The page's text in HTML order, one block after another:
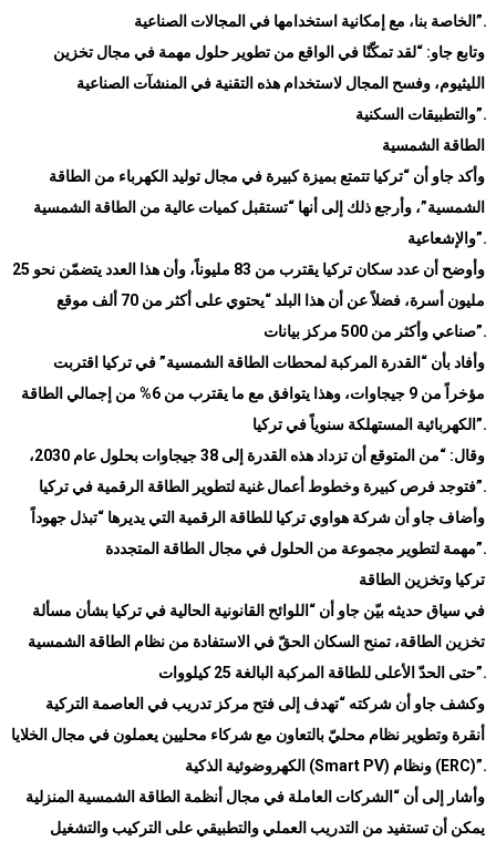
الخاصة بنا، مع إمكانية استخدامها في المجالات الصناعية ”.
وتابع جاو: “لقد تمكّنّا في الواقع من تطوير حلول مهمة في مجال تخزين
الليثيوم، وفسح المجال لاستخدام هذه التقنية في المنشآت الصناعية
والتطبيقات السكنية”.
الطاقة الشمسية
وأكد جاو أن “تركيا تتمتع بميزة كبيرة في مجال توليد الكهرباء من الطاقة
الشمسية”، وأرجع ذلك إلى أنها “تستقبل كميات عالية من الطاقة الشمسية
والإشعاعية”.
وأوضح أن عدد سكان تركيا يقترب من 83 مليوناً، وأن هذا العدد يتضمّن نحو 25
مليون أسرة، فضلاً عن أن هذا البلد “يحتوي على أكثر من 70 ألف موقع
صناعي وأكثر من 500 مركز بيانات”.
وأفاد بأن “القدرة المركبة لمحطات الطاقة الشمسية” في تركيا اقتربت
مؤخراً من 9 جيجاوات، وهذا يتوافق مع ما يقترب من 6% من إجمالي الطاقة
الكهربائية المستهلكة سنوياً في تركيا ”.
وقال: “من المتوقع أن تزداد هذه القدرة إلى 38 جيجاوات بحلول عام 2030،
فتوجد فرص كبيرة وخطوط أعمال غنية لتطوير الطاقة الرقمية في تركيا”.
وأضاف جاو أن شركة هواوي تركيا للطاقة الرقمية التي يديرها “تبذل جهوداً
مهمة لتطوير مجموعة من الحلول في مجال الطاقة المتجددة”.
تركيا وتخزين الطاقة
في سياق حديثه بيّن جاو أن “اللوائح القانونية الحالية في تركيا بشأن مسألة
تخزين الطاقة، تمنح السكان الحقّ في الاستفادة من نظام الطاقة الشمسية
حتى الحدّ الأعلى للطاقة المركبة البالغة 25 كيلووات”.
وكشف جاو أن شركته “تهدف إلى فتح مركز تدريب في العاصمة التركية
أنقرة وتطوير نظام محليّ بالتعاون مع شركاء محليين يعملون في مجال الخلايا
الكهروضوئية الذكية (Smart PV) ونظام (ERC)”.
وأشار إلى أن “الشركات العاملة في مجال أنظمة الطاقة الشمسية المنزلية
يمكن أن تستفيد من التدريب العملي والتطبيقي على التركيب والتشغيل